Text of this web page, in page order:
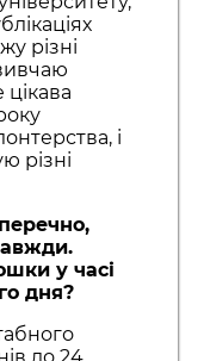
різні
і
різні
у часі
дня?
до 24